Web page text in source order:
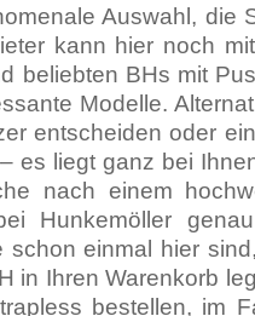
Auswahl, die
kann hier noch
beliebten BHs mit
Modelle.
entscheiden oder
es liegt ganz bei
nach einem
Hunkemöller
schon einmal hier
in Ihren Warenkorb
bestellen, im